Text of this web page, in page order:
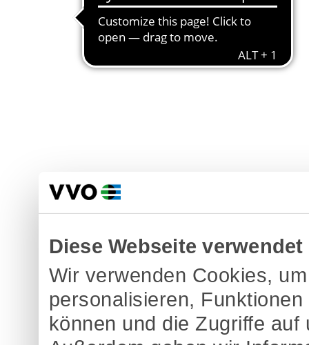
Diese Webseite
Wir verwenden Cookies,
personalisieren,
können und die Zugriffe